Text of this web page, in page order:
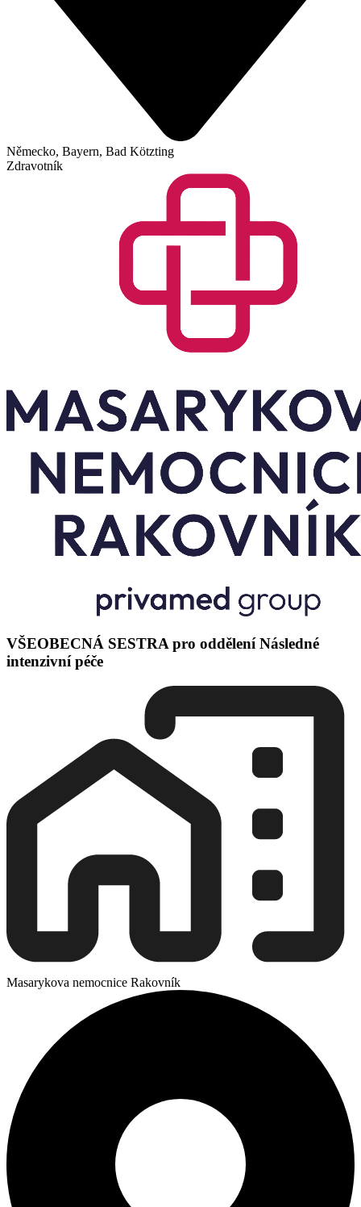
Německo, Bayern, Bad Kötzting
Zdravotník
VŠEOBECNÁ SESTRA pro oddělení Následné
intenzivní péče
Masarykova nemocnice Rakovník